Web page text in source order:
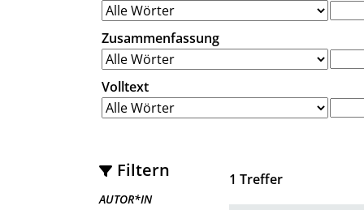
Zusammenfassung
Volltext
Filtern
AUTOR*IN
1 Treffer